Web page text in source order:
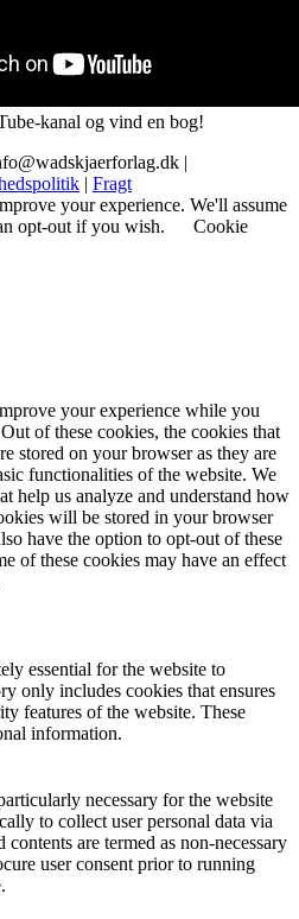
kanal og vind en bog!
|
| Fragt
your experience. We'll assume
opt-out if you wish.
Cookie
your experience while you
of these cookies, the cookies that
stored on your browser as they are
functionalities of the website. We
help us analyze and understand how
will be stored in your browser
have the option to opt-out of these
of these cookies may have an effect
essential for the website to
only includes cookies that ensures
features of the website. These
information.
necessary for the website
to collect user personal data via
are termed as non-necessary
user consent prior to running